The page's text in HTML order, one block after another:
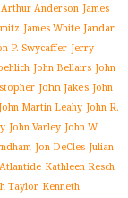
Arthur Anderson James
James White Jandar
P. Swycaffer Jerry
John Bellairs John
John Jakes John
John Martin Leahy John R.
John Varley John W.
Jon DeCles Julian
Kathleen Resch
Taylor Kenneth